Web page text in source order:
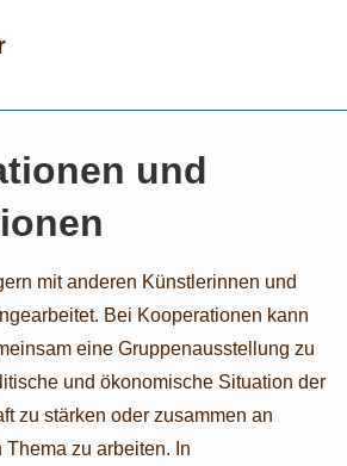
und
mit anderen Künstlerinnen und
Bei Kooperationen kann
eine Gruppenausstellung zu
und ökonomische Situation der
zu stärken oder zusammen an
zu arbeiten. In